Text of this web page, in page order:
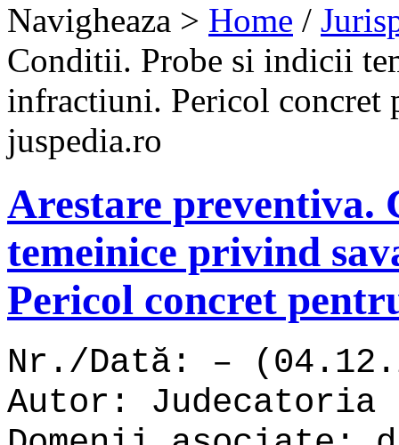
Navigheaza > Home /
Conditii. Probe si indicii
infractiuni. Pericol concret
juspedia.ro
Arestare preventiva.
temeinice privind
Pericol concret
Nr./Dată: –
Autor: